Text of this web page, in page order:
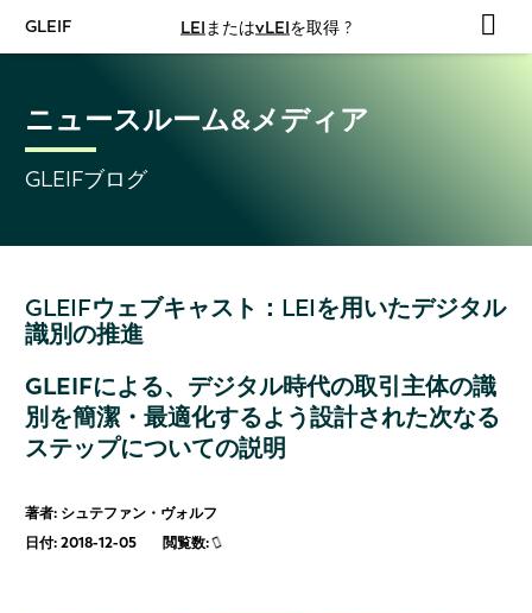
GLEIF LEIまたはvLEIを取得 ?
ニュースルーム&メディア
GLEIFブログ
GLEIFウェブキャスト：LEIを用いたデジタル
識別の推進
GLEIFによる、デジタル時代の取引主体の識
別を簡潔・最適化するよう設計された次なる
ステップについての説明
著者: シュテファン・ヴォルフ
日付: 2018-12-05
閲覧数: